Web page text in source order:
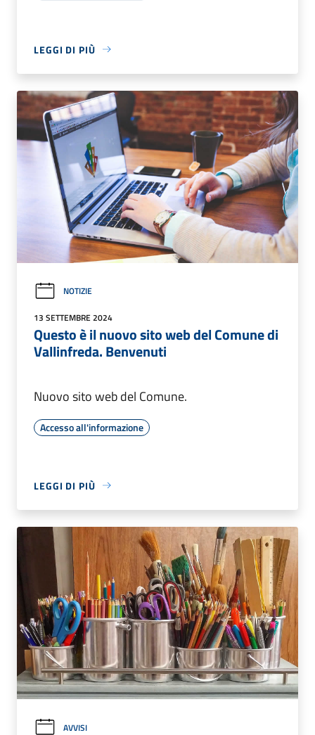
LEGGI DI PIÙ
NOTIZIE
13 SETTEMBRE 2024
Questo è il nuovo sito web del Comune di
Vallinfreda. Benvenuti
Nuovo sito web del Comune.
Accesso all'informazione
LEGGI DI PIÙ
AVVISI